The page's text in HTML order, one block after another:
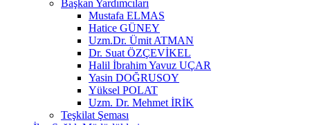
Başkan Yardımcıları
Mustafa ELMAS
Hatice GÜNEY
Uzm.Dr. Ümit ATMAN
Dr. Suat ÖZÇEVİKEL
Halil İbrahim Yavuz UÇAR
Yasin DOĞRUSOY
Yüksel POLAT
Uzm. Dr. Mehmet İRİK
Teşkilat Şeması